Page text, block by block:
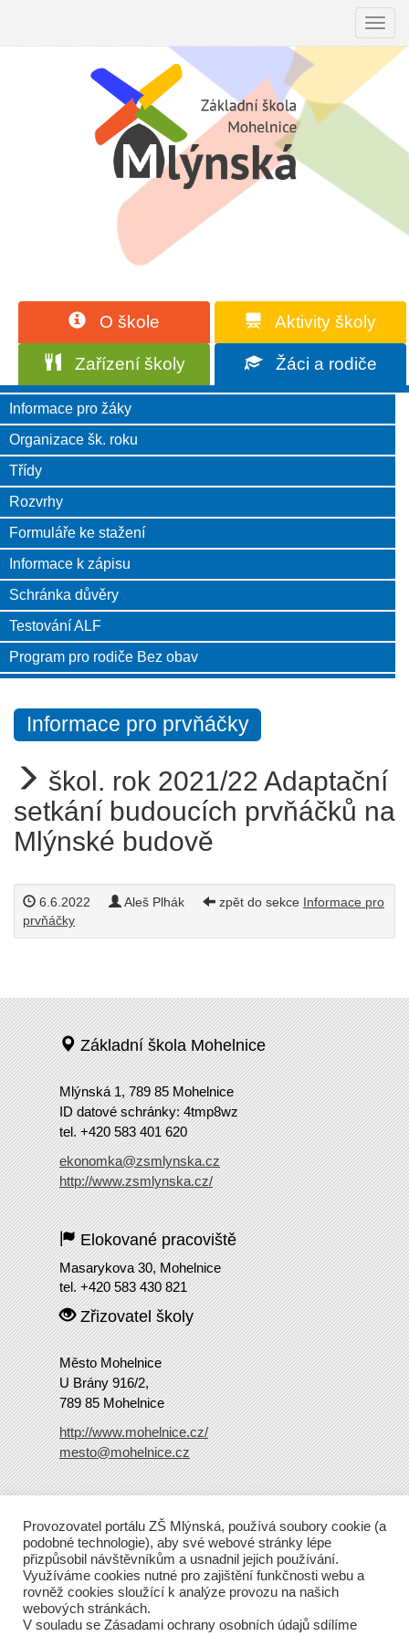
O škole Aktivity školy
Zařízení školy Žáci a rodiče
Informace pro žáky
Organizace šk. roku
Třídy
Rozvrhy
Formuláře ke stažení
Informace k zápisu
Schránka důvěry
Testování ALF
Program pro rodiče Bez obav
Informace pro prvňáčky
škol. rok 2021/22 Adaptační
setkání budoucích prvňáčků na
Mlýnské budově
6.6.2022 Aleš Plhák zpět do sekce Informace pro
prvňáčky
Základní škola Mohelnice
Mlýnská 1, 789 85 Mohelnice
ID datové schránky: 4tmp8wz
tel. +420 583 401 620
ekonomka@zsmlynska.cz
http://www.zsmlynska.cz/
Elokované pracoviště
Masarykova 30, Mohelnice
tel. +420 583 430 821
Zřizovatel školy
Město Mohelnice
U Brány 916/2,
789 85 Mohelnice
http://www.mohelnice.cz/
mesto@mohelnice.cz
Tento web běží na Wordpressu.
Provozovatel portálu ZŠ Mlýnská, používá soubory cookie (a
podobné technologie), aby své webové stránky lépe
přizpůsobil návštěvníkům a usnadnil jejich používání.
Využíváme cookies nutné pro zajištění funkčnosti webu a
rovněž cookies sloužící k analýze provozu na našich
webových stránkách.
V souladu se Zásadami ochrany osobních údajů sdílíme